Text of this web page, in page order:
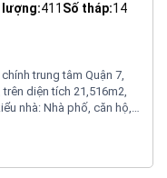
lượng:411 Số tháp:14
trung tâm Quận 7,
trên diện tích 21,516m2,
nhà: Nhà phố, căn hộ,